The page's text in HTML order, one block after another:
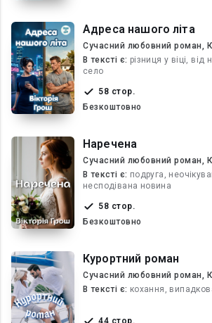
Адреса нашого літа
Сучасний любовний роман,
роман
В текcті є: різниця у віці,
село
58 стор.
Безкоштовно
Наречена
Сучасний любовний роман,
роман
В текcті є: подруга,
несподівана новина
58 стор.
Безкоштовно
Курортний роман
Сучасний любовний роман,
роман
В текcті є: кохання,
44 стор.